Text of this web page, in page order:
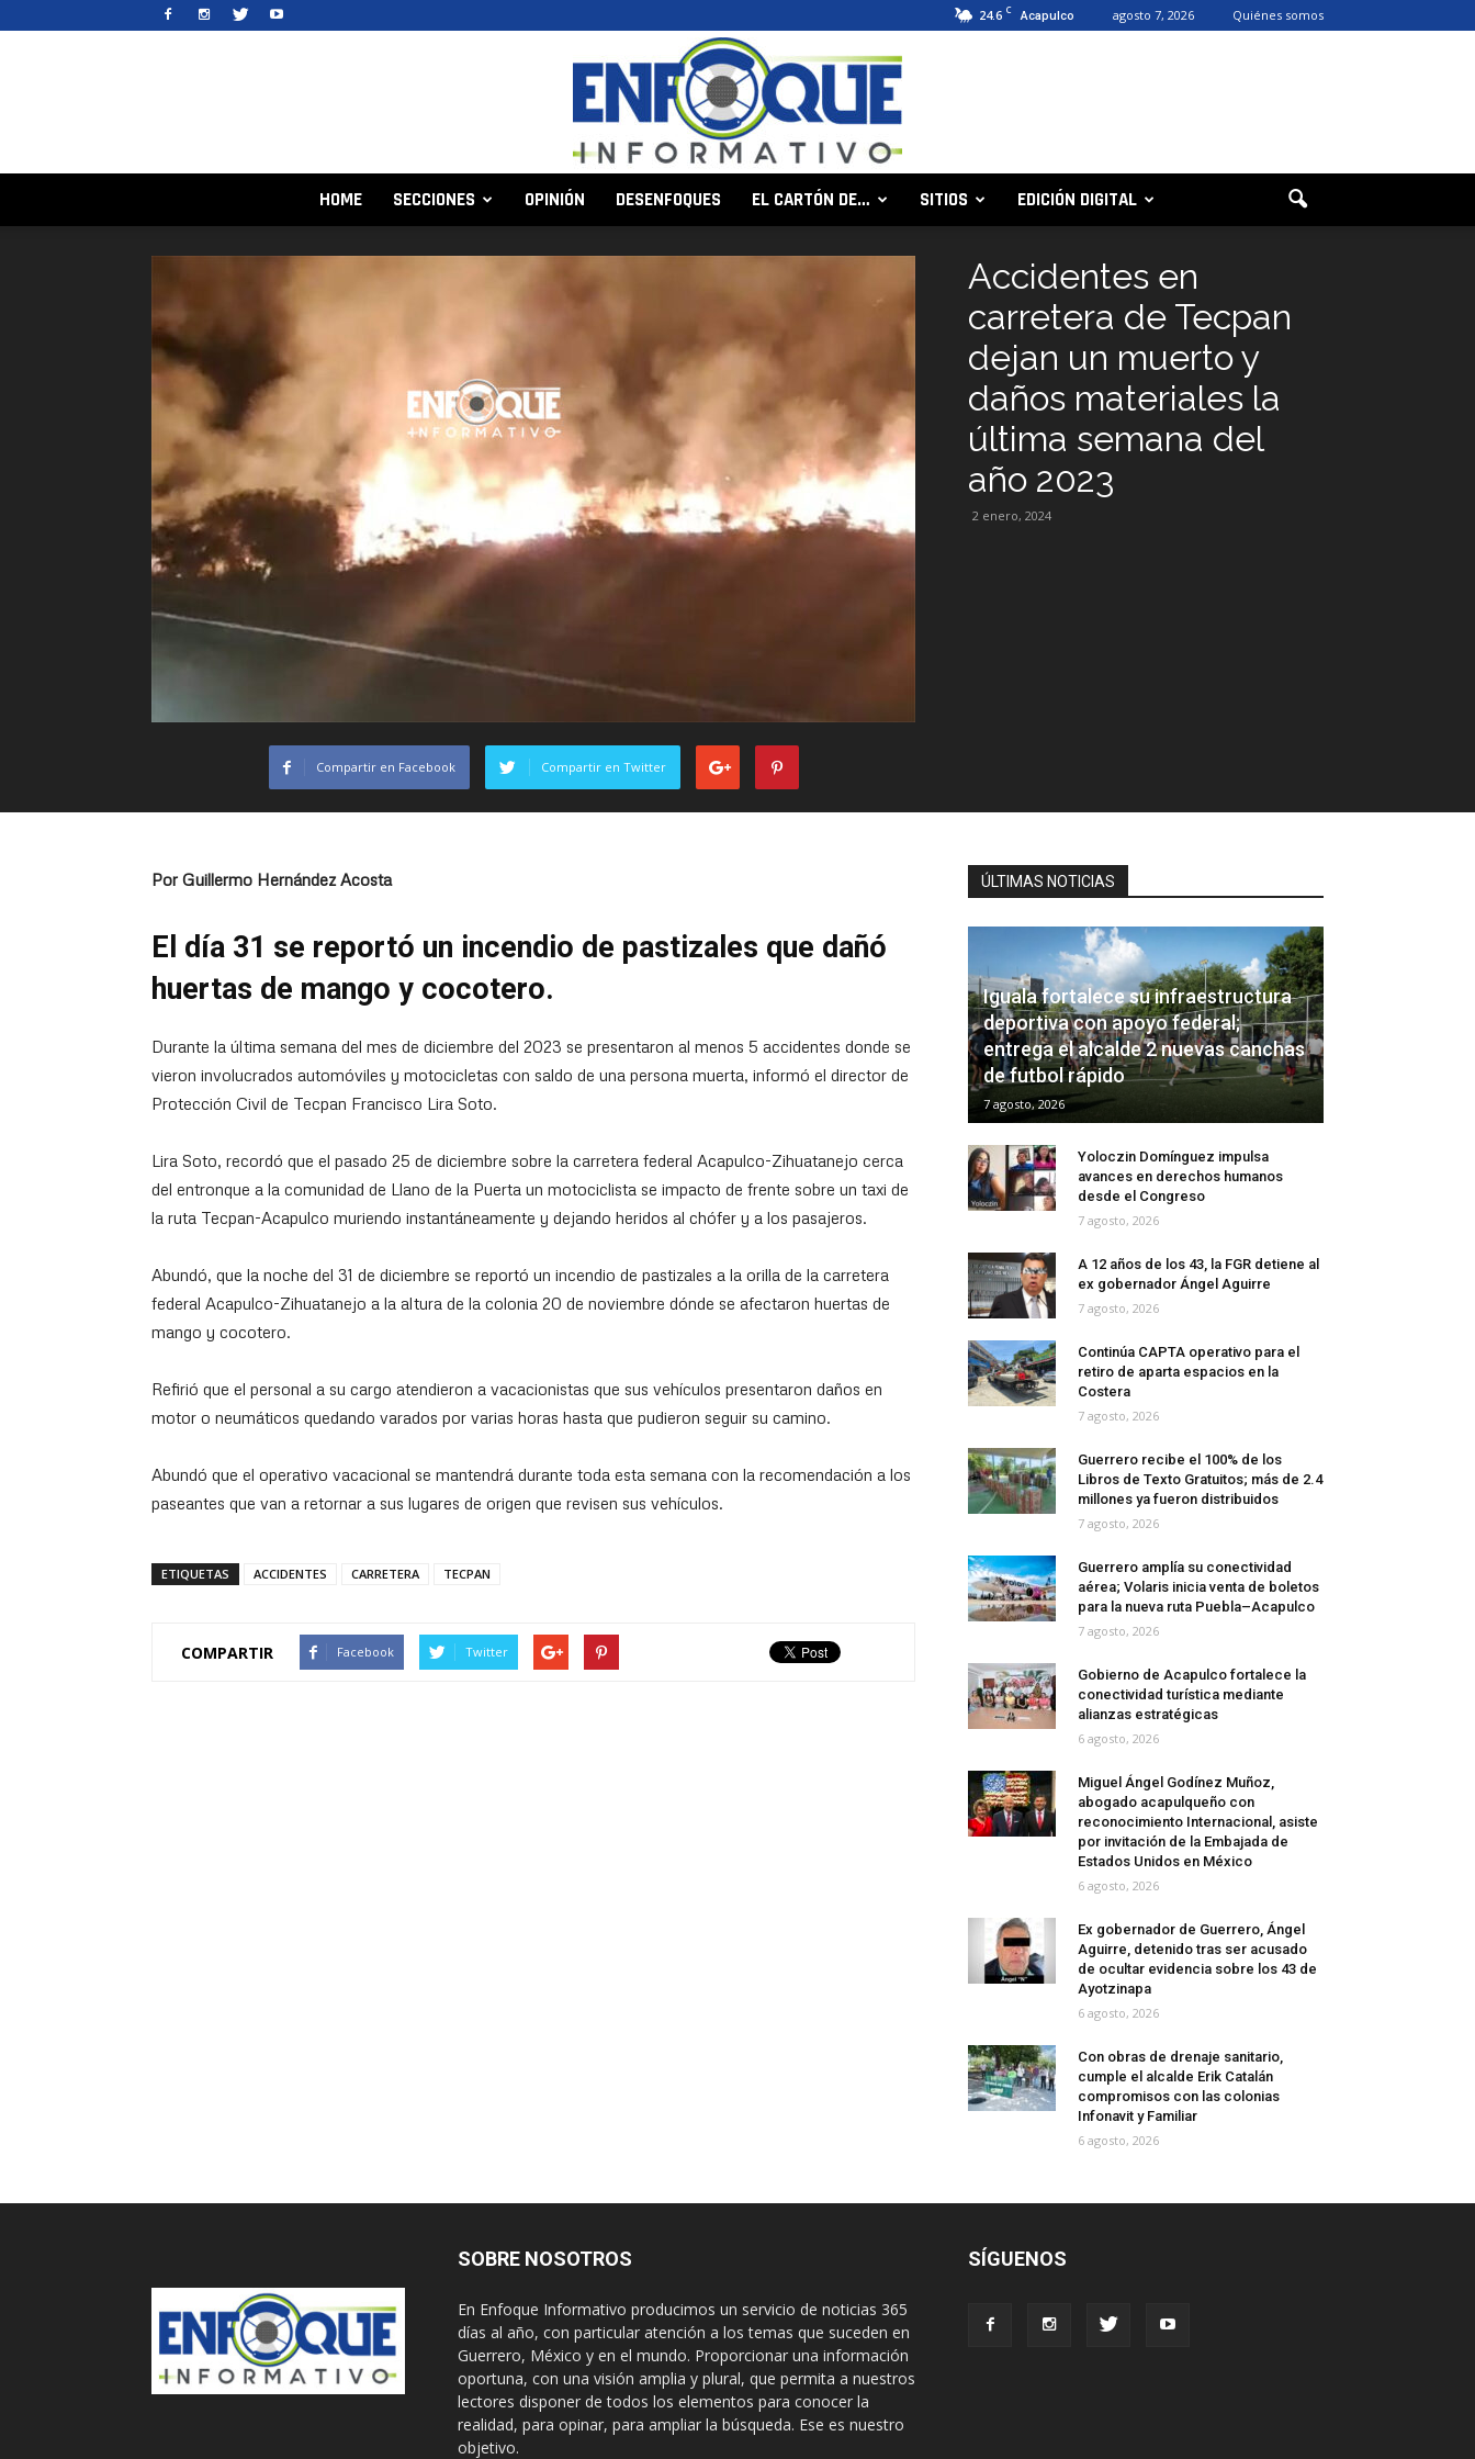
24.6 C Acapulco agosto 7, 2026 Quiénes somos
HOME SECCIONES OPINIÓN DESENFOQUES EL CARTÓN DE… SITIOS EDICIÓN DIGITAL
Accidentes en
carretera de Tecpan
dejan un muerto y
daños materiales la
última semana del
año 2023
2 enero, 2024
Compartir en Facebook Compartir en Twitter
Por Guillermo Hernández Acosta
El día 31 se reportó un incendio de pastizales que dañó
huertas de mango y cocotero.
Durante la última semana del mes de diciembre del 2023 se presentaron al menos 5 accidentes donde se
vieron involucrados automóviles y motocicletas con saldo de una persona muerta, informó el director de
Protección Civil de Tecpan Francisco Lira Soto.
Lira Soto, recordó que el pasado 25 de diciembre sobre la carretera federal Acapulco-Zihuatanejo cerca
del entronque a la comunidad de Llano de la Puerta un motociclista se impacto de frente sobre un taxi de
la ruta Tecpan-Acapulco muriendo instantáneamente y dejando heridos al chófer y a los pasajeros.
Abundó, que la noche del 31 de diciembre se reportó un incendio de pastizales a la orilla de la carretera
federal Acapulco-Zihuatanejo a la altura de la colonia 20 de noviembre dónde se afectaron huertas de
mango y cocotero.
Refirió que el personal a su cargo atendieron a vacacionistas que sus vehículos presentaron daños en
motor o neumáticos quedando varados por varias horas hasta que pudieron seguir su camino.
Abundó que el operativo vacacional se mantendrá durante toda esta semana con la recomendación a los
paseantes que van a retornar a sus lugares de origen que revisen sus vehículos.
ETIQUETAS ACCIDENTES CARRETERA TECPAN
COMPARTIR Facebook Twitter
ÚLTIMAS NOTICIAS
Iguala fortalece su infraestructura
deportiva con apoyo federal;
entrega el alcalde 2 nuevas canchas
de futbol rápido
7 agosto, 2026
Yoloczin Domínguez impulsa
avances en derechos humanos
desde el Congreso
7 agosto, 2026
A 12 años de los 43, la FGR detiene al
ex gobernador Ángel Aguirre
7 agosto, 2026
Continúa CAPTA operativo para el
retiro de aparta espacios en la
Costera
7 agosto, 2026
Guerrero recibe el 100% de los
Libros de Texto Gratuitos; más de 2.4
millones ya fueron distribuidos
7 agosto, 2026
Guerrero amplía su conectividad
aérea; Volaris inicia venta de boletos
para la nueva ruta Puebla–Acapulco
7 agosto, 2026
Gobierno de Acapulco fortalece la
conectividad turística mediante
alianzas estratégicas
6 agosto, 2026
Miguel Ángel Godínez Muñoz,
abogado acapulqueño con
reconocimiento Internacional, asiste
por invitación de la Embajada de
Estados Unidos en México
6 agosto, 2026
Ex gobernador de Guerrero, Ángel
Aguirre, detenido tras ser acusado
de ocultar evidencia sobre los 43 de
Ayotzinapa
6 agosto, 2026
Con obras de drenaje sanitario,
cumple el alcalde Erik Catalán
compromisos con las colonias
Infonavit y Familiar
6 agosto, 2026
SOBRE NOSOTROS
En Enfoque Informativo producimos un servicio de noticias 365
días al año, con particular atención a los temas que suceden en
Guerrero, México y en el mundo. Proporcionar una información
oportuna, con una visión amplia y plural, que permita a nuestros
lectores disponer de todos los elementos para conocer la
realidad, para opinar, para ampliar la búsqueda. Ese es nuestro
objetivo.
SÍGUENOS